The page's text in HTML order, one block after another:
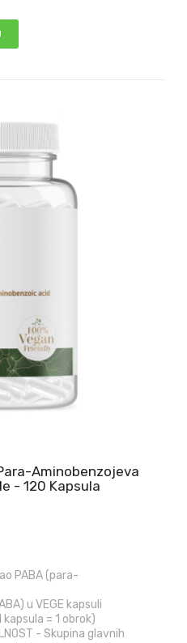
Aminobenzojeva
- 120 Kapsula
PABA (para-
u VEGE kapsuli
= 1 obrok)
- Skupina glavnih